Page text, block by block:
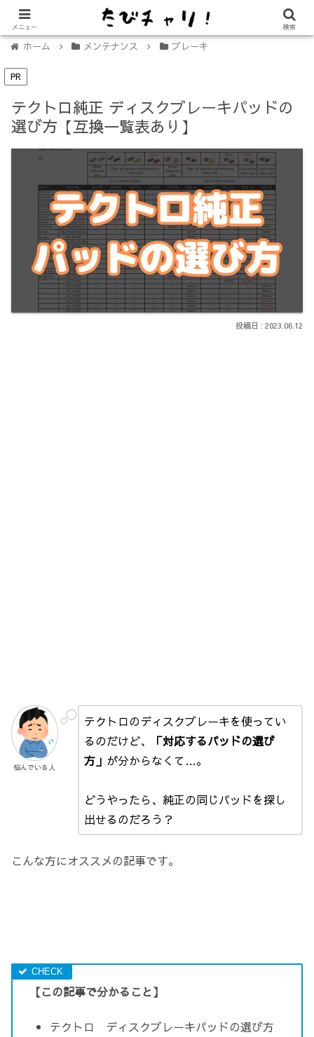
【免許不要に！】電動キックボード「LUUP（ループ）」の始め方
ホーム メンテナンス ブレーキ
PR
テクトロ純正 ディスクブレーキパッドの
選び方【互換一覧表あり】
2023.06.12
悩んでいる人
テクトロのディスクブレーキを使ってい
るのだけど、
「対応するパッドの選び
方」 が分からなくて…。
どうやったら、純正の同じパッドを探し
出せるのだろう？
こんな方にオススメの記事です。
【この記事で分かること】
テクトロ ディスクブレーキパッドの選び方
メニュー 検索